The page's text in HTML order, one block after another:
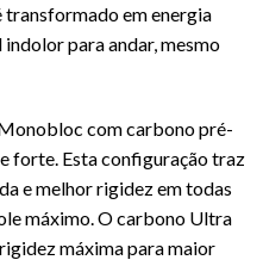
em energia
para andar, mesmo
com carbono pré-
forte. Esta configuração traz
e melhor rigidez em todas
máximo. O carbono Ultra
máxima para maior